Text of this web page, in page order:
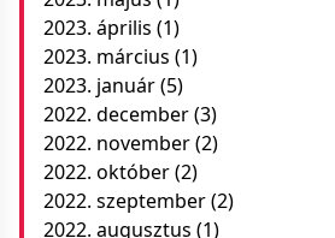
2023. április (1)
2023. március (1)
2023. január(5)
2022. december(3)
2022. november(2)
2022. október(2)
2022. szeptember(2)
2022. augusztus (1)